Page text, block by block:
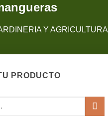
Y AGRICULTURA
PRODUCTO